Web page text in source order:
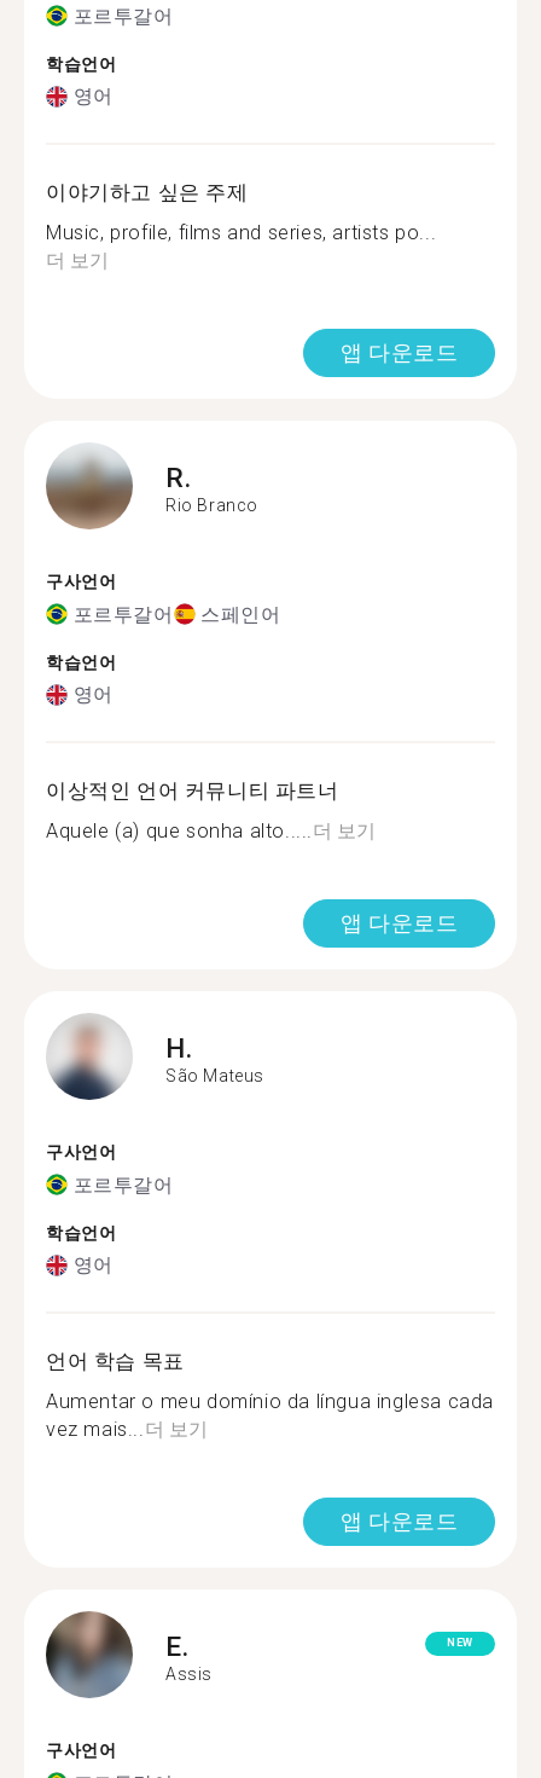
포르투갈어
학습언어
영어
이야기하고 싶은 주제
Music, profile, films and series, artists po...
더 보기
앱 다운로드
R.
Rio Branco
구사언어
포르투갈어 스페인어
학습언어
영어
이상적인 언어 커뮤니티 파트너
Aquele (a) que sonha alto.....더 보기
앱 다운로드
H.
São Mateus
구사언어
포르투갈어
학습언어
영어
언어 학습 목표
Aumentar o meu domínio da língua inglesa cada
vez mais...더 보기
앱 다운로드
E.
Assis
NEW
구사언어